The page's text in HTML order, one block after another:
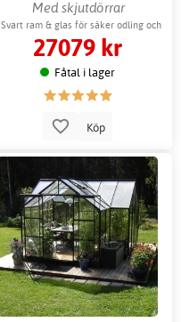
Med skjutdörrar
Svart ram & glas för säker odling och
uterum
27079 kr
Fåtal i lager
Köp